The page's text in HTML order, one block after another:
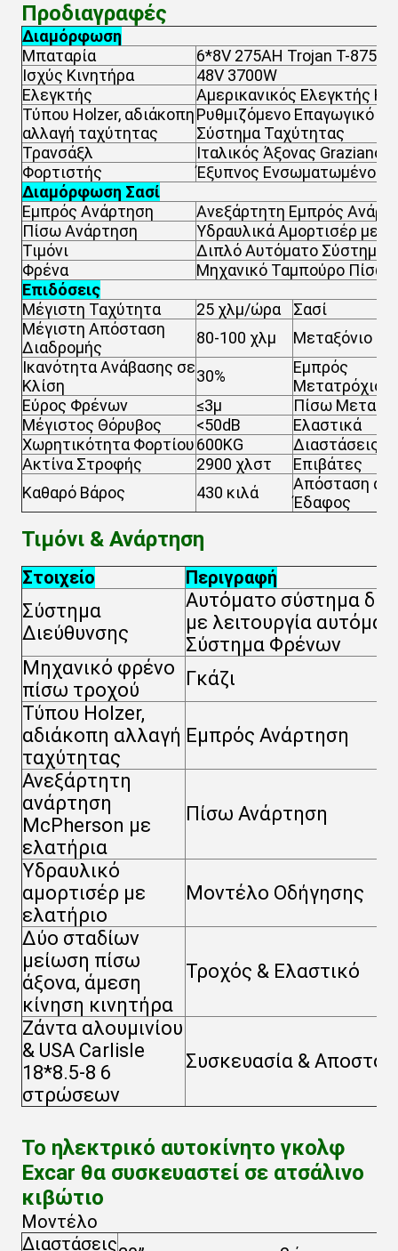
Προδιαγραφές
Διαμόρφωση
Μπαταρία
6*8V 275AH Trojan T-875
Ισχύς Κινητήρα
48V 3700W
Ελεγκτής
Αμερικανικός Ελεγκτής
Τύπου Holzer, αδιάκοπη
αλλαγή ταχύτητας
Ρυθμιζόμενο Επαγωγικό
Σύστημα Ταχύτητας
Τρανσάξλ
Ιταλικός Άξονας Graziano
Φορτιστής
Έξυπνος Ενσωματωμένος
Διαμόρφωση Σασί
Εμπρός Ανάρτηση
Ανεξάρτητη Εμπρός
Πίσω Ανάρτηση
Υδραυλικά Αμορτισέρ με
Τιμόνι
Διπλό Αυτόματο Σύστημα
Φρένα
Μηχανικό Ταμπούρο Πίσω
Επιδόσεις
Μέγιστη Ταχύτητα
25 χλμ/ώρα
Σασί
Μέγιστη Απόσταση
Διαδρομής
80-100 χλμ
Μεταξόνιο
Ικανότητα Ανάβασης σε
Κλίση
30%
Εμπρός
Μετατρόχιο
Εύρος Φρένων
≤3μ
Πίσω
Μέγιστος Θόρυβος
<50dB
Ελαστικά
Χωρητικότητα Φορτίου600KG
Διαστάσεις
Ακτίνα Στροφής
2900 χλστ
Επιβάτες
Καθαρό Βάρος
430 κιλά
Απόσταση
Έδαφος
Τιμόνι & Ανάρτηση
Στοιχείο Περιγραφή
Σύστημα
Διεύθυνσης
Αυτόματο σύστημα
με λειτουργία
Σύστημα Φρένων
Μηχανικό φρένο
πίσω τροχού
Γκάζι
Τύπου Holzer,
αδιάκοπη αλλαγή
ταχύτητας
Εμπρός Ανάρτηση
Ανεξάρτητη
ανάρτηση
McPherson με
ελατήρια
Πίσω Ανάρτηση
Υδραυλικό
αμορτισέρ με
ελατήριο
Μοντέλο Οδήγησης
Δύο σταδίων
μείωση πίσω
άξονα, άμεση
κίνηση κινητήρα
Τροχός & Ελαστικό
Ζάντα αλουμινίου
& USA Carlisle
18*8.5-8 6
στρώσεων
Συσκευασία &
Το ηλεκτρικό αυτοκίνητο γκολφ
Excar θα συσκευαστεί σε ατσάλινο
κιβώτιο
Μοντέλο
Διαστάσεις